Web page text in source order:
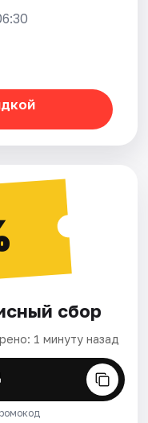
сбор
1 минуту назад